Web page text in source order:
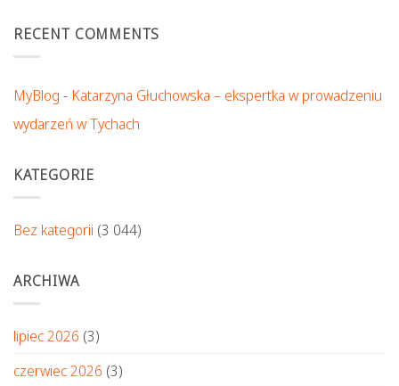
RECENT COMMENTS
MyBlog - Katarzyna Głuchowska – ekspertka w prowadzeniu
wydarzeń w Tychach
KATEGORIE
Bez kategorii (3 044)
ARCHIWA
lipiec 2026 (3)
czerwiec 2026 (3)